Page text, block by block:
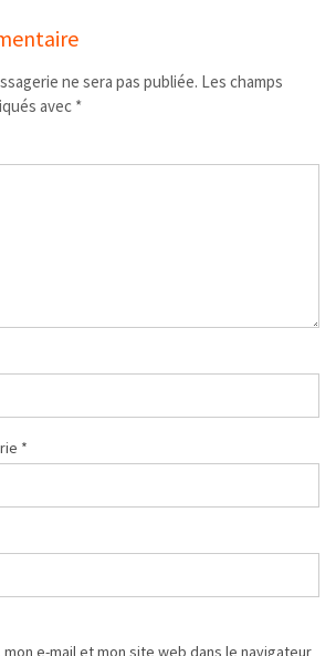
ne sera pas publiée. Les champs
avec *
*
e-mail et mon site web dans le navigateur